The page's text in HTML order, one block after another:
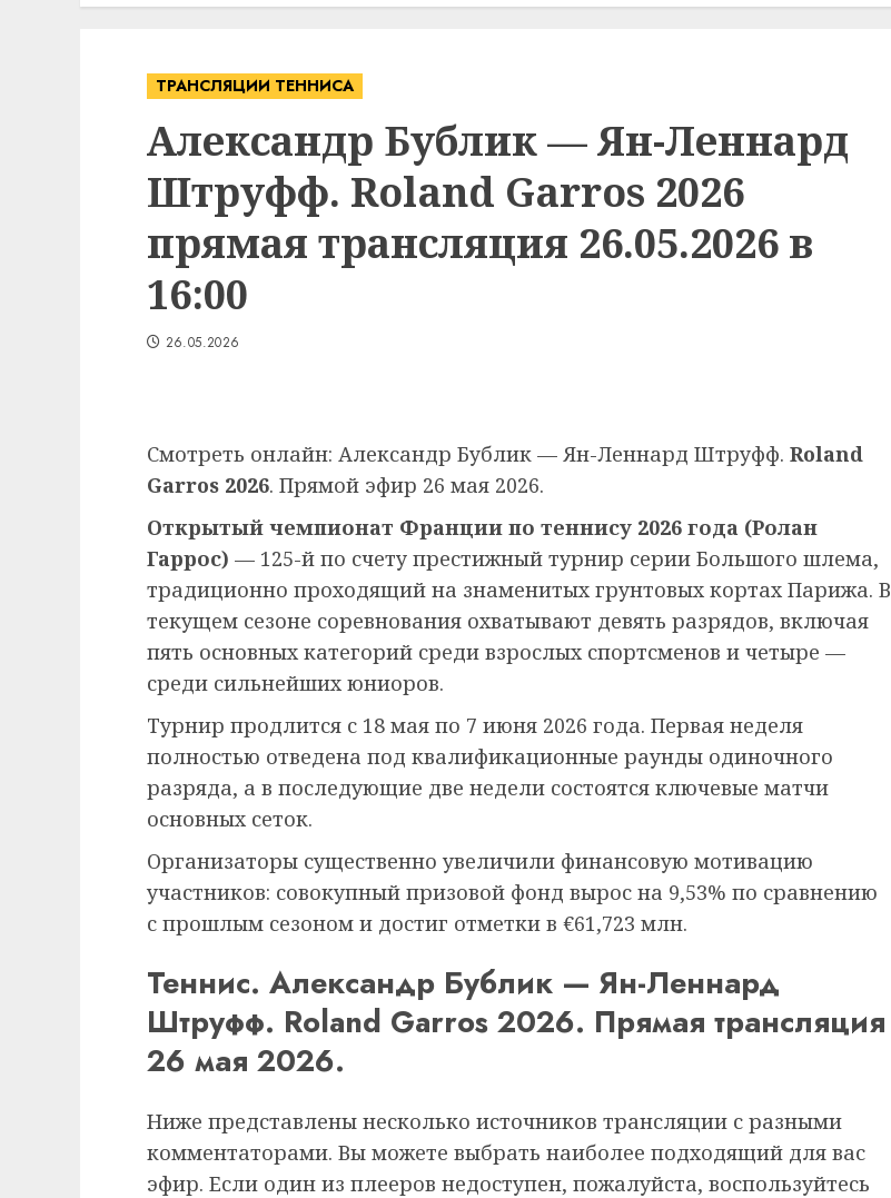
ТРАНСЛЯЦИИ ТЕННИСА
Александр Бублик — Ян-Леннард
Штруфф. Roland Garros 2026
прямая трансляция 26.05.2026 в
16:00
26.05.2026
Смотреть онлайн: Александр Бублик — Ян-Леннард Штруфф. Roland
Garros 2026. Прямой эфир 26 мая 2026.
Открытый чемпионат Франции по теннису 2026 года (Ролан
Гаррос) — 125-й по счету престижный турнир серии Большого шлема,
традиционно проходящий на знаменитых грунтовых кортах Парижа. В
текущем сезоне соревнования охватывают девять разрядов, включая
пять основных категорий среди взрослых спортсменов и четыре —
среди сильнейших юниоров.
Турнир продлится с 18 мая по 7 июня 2026 года. Первая неделя
полностью отведена под квалификационные раунды одиночного
разряда, а в последующие две недели состоятся ключевые матчи
основных сеток.
Организаторы существенно увеличили финансовую мотивацию
участников: совокупный призовой фонд вырос на 9,53% по сравнению
с прошлым сезоном и достиг отметки в €61,723 млн.
Теннис. Александр Бублик — Ян-Леннард
Штруфф. Roland Garros 2026. Прямая трансляция
26 мая 2026.
Ниже представлены несколько источников трансляции с разными
комментаторами. Вы можете выбрать наиболее подходящий для вас
эфир. Если один из плееров недоступен, пожалуйста, воспользуйтесь